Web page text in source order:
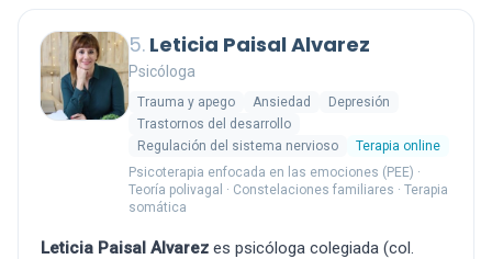
5. Leticia Paisal Alvarez
Psicóloga
Trauma y apego Ansiedad
Depresión
Trastornos del desarrollo
Regulación del sistema nervioso
Terapia online
Psicoterapia enfocada en las emociones (PEE) ·
Teoría polivagal · Constelaciones familiares · Terapia
somática
Leticia Paisal Alvarez es psicóloga colegiada (col.